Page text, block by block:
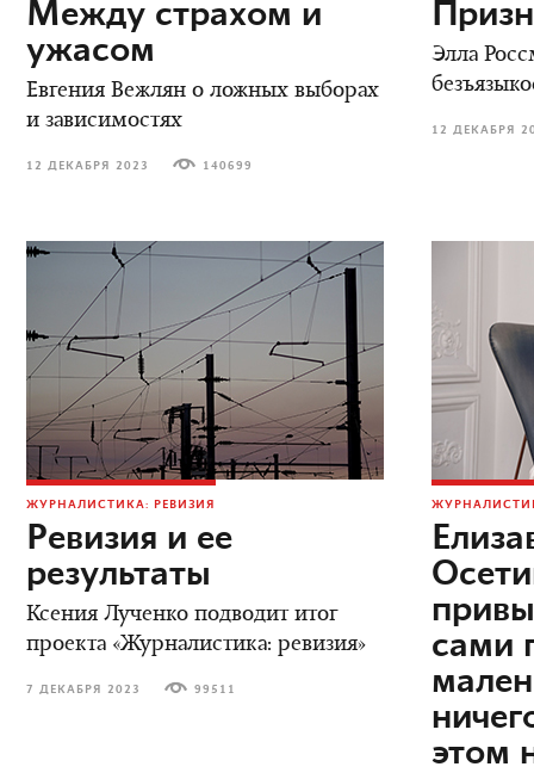
Между страхом и
ужасом
Евгения Вежлян о ложных выборах
и зависимостях
12 ДЕКАБРЯ 2023 140699
Элла
12 ДЕКАБРЯ
ЖУРНАЛИСТИКА: РЕВИЗИЯ
Ревизия и ее
результаты
Ксения Лученко подводит итог
проекта «Журналистика: ревизия»
7 ДЕКАБРЯ 2023 99511
сами
этом